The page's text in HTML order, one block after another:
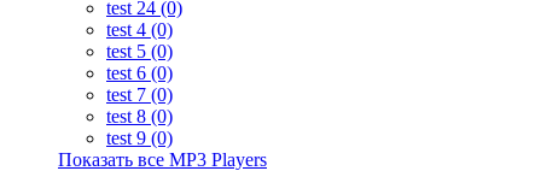
test 24 (0)
test 4 (0)
test 5 (0)
test 6 (0)
test 7 (0)
test 8 (0)
test 9 (0)
Показать все MP3 Players